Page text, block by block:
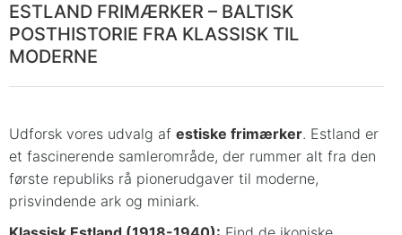
ESTLAND FRIMÆRKER – BALTISK
POSTHISTORIE FRA KLASSISK TIL
MODERNE
Udforsk vores udvalg af estiske frimærker. Estland er
et fascinerende samlerområde, der rummer alt fra den
første republiks rå pionerudgaver til moderne,
prisvindende ark og miniark.